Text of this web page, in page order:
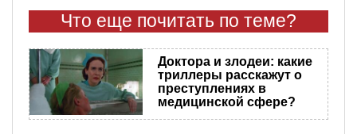
Что еще почитать по теме?
Доктора и злодеи: какие
триллеры расскажут о
преступлениях в
медицинской сфере?